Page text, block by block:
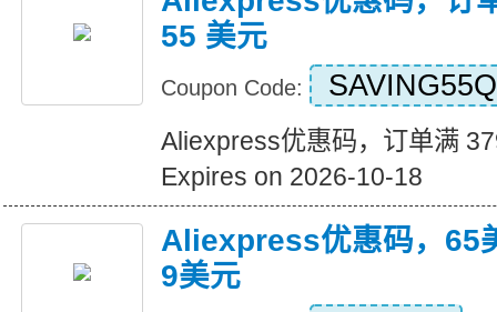
55 美元
Coupon Code: SAVING55Q
Aliexpress优惠码，订单满
Expires on 2026-10-18
Aliexpress优惠码，65
9美元